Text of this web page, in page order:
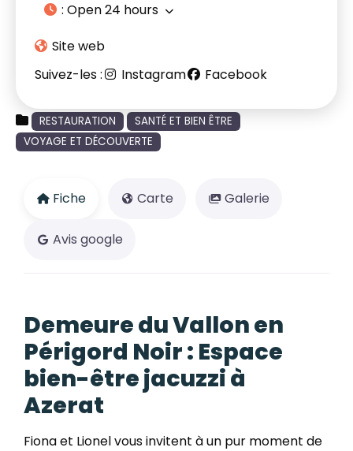
: Open 24 hours
Site web
Suivez-les :
Instagram Facebook
RESTAURATION
SANTÉ ET BIEN ÊTRE
VOYAGE ET DÉCOUVERTE
Fiche Carte Galerie
Avis google
Demeure du Vallon en
Périgord Noir : Espace
bien-être jacuzzi à
Azerat
Fiona et Lionel vous invitent à un pur moment de